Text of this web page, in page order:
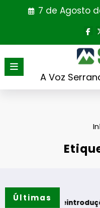
7 de Agosto
A Voz
Últimas
reintrodução de